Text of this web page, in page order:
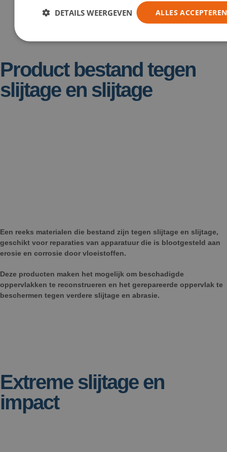
Product bestand tegen
slijtage en slijtage
Een reeks materialen die bestand zijn tegen slijtage en slijtage,
geschikt voor reparaties van apparatuur die is blootgesteld aan
erosie en corrosie door vloeistoffen.
Deze producten maken het mogelijk om beschadigde
oppervlakken te reconstrueren en het gerepareerde oppervlak te
beschermen tegen verdere slijtage en abrasie.
Extreme slijtage en
impact
ALLES ACCEPTEREN
DETAILS WEERGEVEN